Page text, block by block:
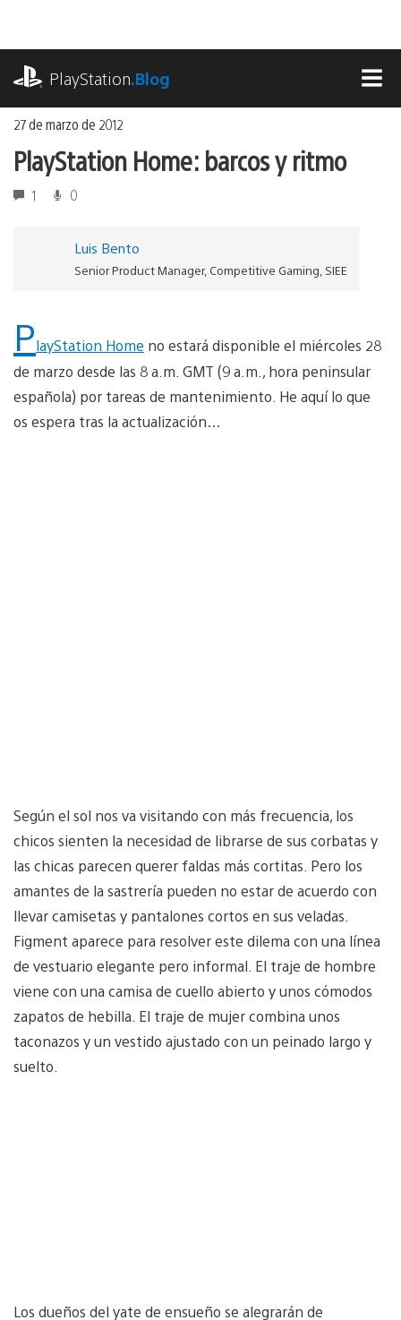
contenido
PlayStation.Blog
27 de marzo de 2012
PlayStation Home: barcos y ritmo
1 0
Luis Bento
Senior Product Manager, Competitive Gaming, SIEE
PlayStation Home no estará disponible el miércoles 28
de marzo desde las 8 a.m. GMT (9 a.m., hora peninsular
española) por tareas de mantenimiento. He aquí lo que
os espera tras la actualización…
Según el sol nos va visitando con más frecuencia, los
chicos sienten la necesidad de librarse de sus corbatas y
las chicas parecen querer faldas más cortitas. Pero los
amantes de la sastrería pueden no estar de acuerdo con
llevar camisetas y pantalones cortos en sus veladas.
Figment aparece para resolver este dilema con una línea
de vestuario elegante pero informal. El traje de hombre
viene con una camisa de cuello abierto y unos cómodos
zapatos de hebilla. El traje de mujer combina unos
taconazos y un vestido ajustado con un peinado largo y
suelto.
Los dueños del yate de ensueño se alegrarán de